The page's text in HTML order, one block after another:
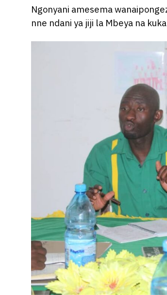
Ngonyani amesema
nne ndani ya jiji la Mbeya na